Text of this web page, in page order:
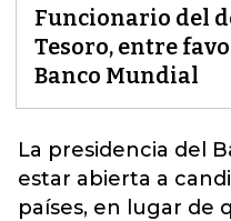
Funcionario del
Tesoro, entre
Banco Mundial
La presidencia del
estar abierta a
países, en lugar de